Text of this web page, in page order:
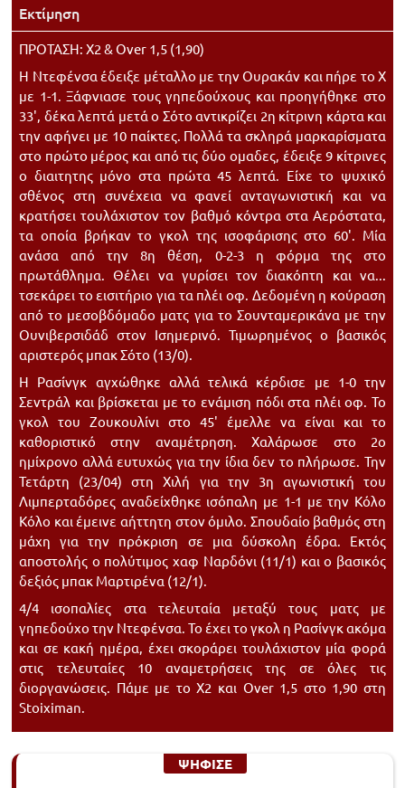
Εκτίμηση
ΠΡΟΤΑΣΗ: X2 & Over 1,5 (1,90)
Η Ντεφένσα έδειξε μέταλλο με την Ουρακάν και πήρε το Χ
με 1-1. Ξάφνιασε τους γηπεδούχους και προηγήθηκε στο
33', δέκα λεπτά μετά ο Σότο αντικρίζει 2η κίτρινη κάρτα και
την αφήνει με 10 παίκτες. Πολλά τα σκληρά μαρκαρίσματα
στο πρώτο μέρος και από τις δύο ομαδες, έδειξε 9 κίτρινες
ο διαιτητης μόνο στα πρώτα 45 λεπτά. Είχε το ψυχικό
σθένος στη συνέχεια να φανεί ανταγωνιστική και να
κρατήσει τουλάχιστον τον βαθμό κόντρα στα Αερόστατα,
τα οποία βρήκαν το γκολ της ισοφάρισης στο 60'. Μία
ανάσα από την 8η θέση, 0-2-3 η φόρμα της στο
πρωτάθλημα. Θέλει να γυρίσει τον διακόπτη και να...
τσεκάρει το εισιτήριο για τα πλέι οφ. Δεδομένη η κούραση
από το μεσοβδόμαδο ματς για το Σουνταμερικάνα με την
Ουνιβερσιδάδ στον Ισημερινό. Τιμωρημένος ο βασικός
αριστερός μπακ Σότο (13/0).
Η Ρασίνγκ αγχώθηκε αλλά τελικά κέρδισε με 1-0 την
Σεντράλ και βρίσκεται με το ενάμιση πόδι στα πλέι οφ. Το
γκολ του Ζουκουλίνι στο 45' έμελλε να είναι και το
καθοριστικό στην αναμέτρηση. Χαλάρωσε στο 2ο
ημίχρονο αλλά ευτυχώς για την ίδια δεν το πλήρωσε. Την
Τετάρτη (23/04) στη Χιλή για την 3η αγωνιστική του
Λιμπερταδόρες αναδείχθηκε ισόπαλη με 1-1 με την Κόλο
Κόλο και έμεινε αήττητη στον όμιλο. Σπουδαίο βαθμός στη
μάχη για την πρόκριση σε μια δύσκολη έδρα. Εκτός
αποστολής ο πολύτιμος χαφ Ναρδόνι (11/1) και ο βασικός
δεξιός μπακ Μαρτιρένα (12/1).
4/4 ισοπαλίες στα τελευταία μεταξύ τους ματς με
γηπεδούχο την Ντεφένσα. Το έχει το γκολ η Ρασίνγκ ακόμα
και σε κακή ημέρα, έχει σκοράρει τουλάχιστον μία φορά
στις τελευταίες 10 αναμετρήσεις της σε όλες τις
διοργανώσεις. Πάμε με το Χ2 και Over 1,5 στο 1,90 στη
Stoiximan.
ΨΗΦΙΣΕ